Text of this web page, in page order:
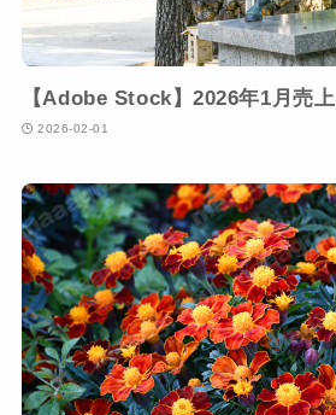
【Adobe Stock】2026年1月売上
2026-02-01